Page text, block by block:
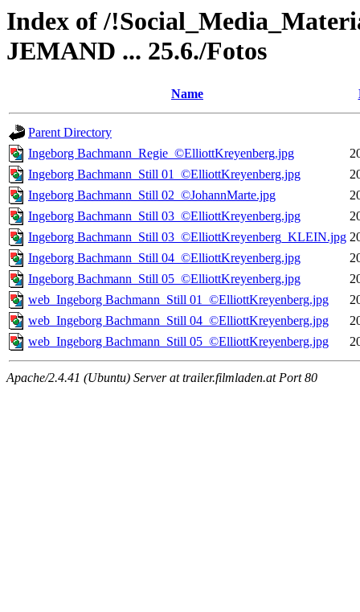
Index of /
JEMAND ... 25.6./Fotos
Name
Parent Directory
Ingeborg Bachmann_Regie_©ElliottKreyenberg.jpg
Ingeborg Bachmann_Still 01_©ElliottKreyenberg.jpg
Ingeborg Bachmann_Still 02_©JohannMarte.jpg
Ingeborg Bachmann_Still 03_©ElliottKreyenberg.jpg
Ingeborg Bachmann_Still 03_©ElliottKreyenberg_KLEIN.jpg
Ingeborg Bachmann_Still 04_©ElliottKreyenberg.jpg
Ingeborg Bachmann_Still 05_©ElliottKreyenberg.jpg
web_Ingeborg Bachmann_Still 01_©ElliottKreyenberg.jpg
web_Ingeborg Bachmann_Still 04_©ElliottKreyenberg.jpg
web_Ingeborg Bachmann_Still 05_©ElliottKreyenberg.jpg
Apache/2.4.41 (Ubuntu) Server at trailer.filmladen.at Port 80